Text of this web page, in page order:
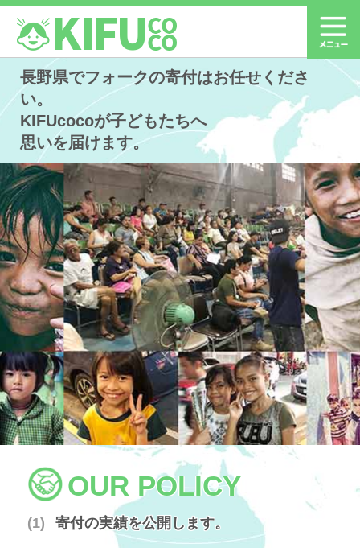
長野県でフォークの寄付はお任せくださ
い。
KIFUcocoが子どもたちへ
思いを届けます。
OUR POLICY
寄付の実績を公開します。